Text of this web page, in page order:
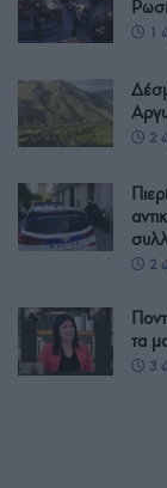
1
2
2
τα
3